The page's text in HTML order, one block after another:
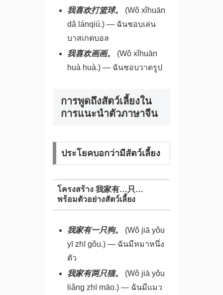
我喜欢打篮球。
(Wǒ xǐhuān
dǎ lánqiú.) — ฉันชอบเล่น
บาสเกตบอล
我喜欢画画。
(Wǒ xǐhuān
huà huà.) — ฉันชอบวาดรูป
การพูดถึงสัตว์เลี้ยงใน
การแนะนำตัวภาษาจีน
ประโยคบอกว่ามีสัตว์เลี้ยง
โครงสร้าง 我家有…只…
พร้อมตัวอย่างสัตว์เลี้ยง
我家有一只狗。
(Wǒ jiā yǒu
yī zhī gǒu.) — ฉันมีหมาหนึ่ง
ตัว
我家有两只猫。
(Wǒ jiā yǒu
liǎng zhī māo.) — ฉันมีแมว